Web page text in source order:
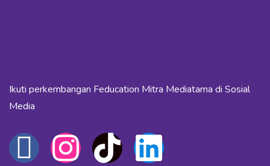
Ikuti perkembangan Feducation Mitra Mediatama di Sosial
Media